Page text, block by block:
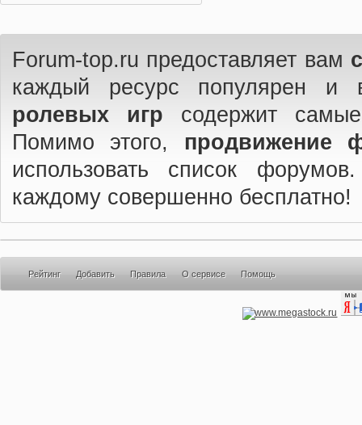
Forum-top.ru предоставляет вам
каждый ресурс популярен
ролевых игр содержит
Помимо этого, продвижение
использовать список
каждому совершенно бесплатно!
Рейтинг Добавить Правила О сервисе Помощь